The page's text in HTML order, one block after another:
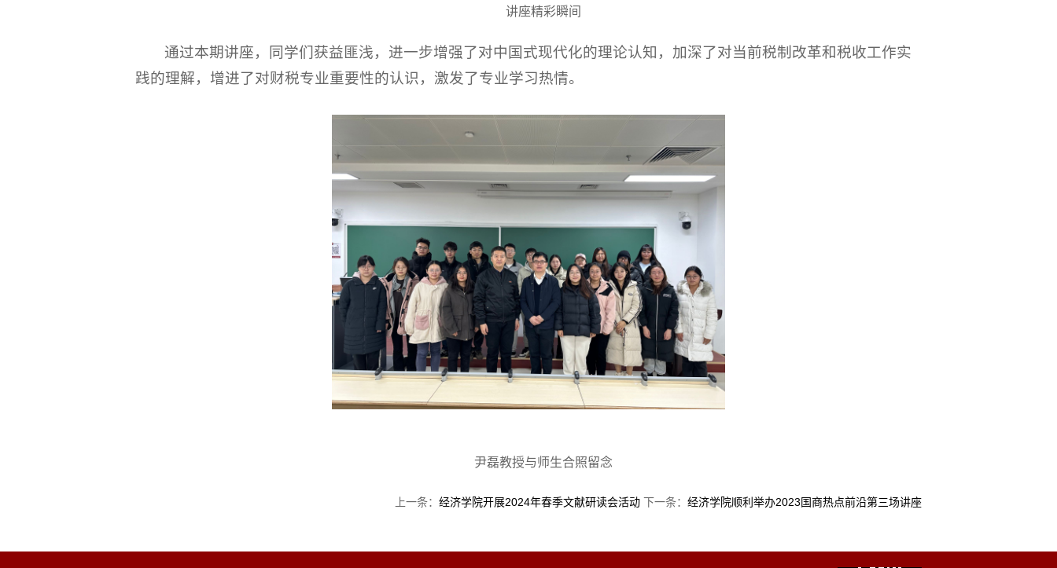
讲座精彩瞬间
通过本期讲座，同学们获益匪浅，进一步增强了对中国式现代化的理论认知，加深了对当前税制改革和税收工作实
践的理解，增进了对财税专业重要性的认识，激发了专业学习热情。
尹磊教授与师生合照留念
上一条： 经济学院开展2024年春季文献研读会活动 下一条： 经济学院顺利举办2023国商热点前沿第三场讲座